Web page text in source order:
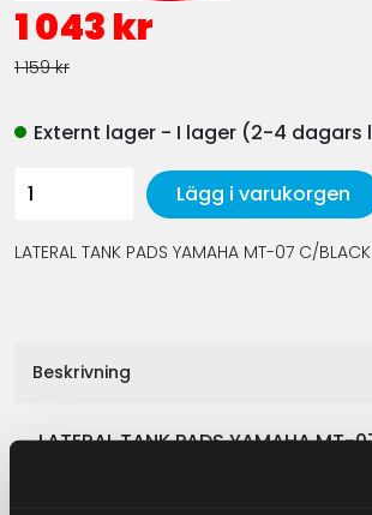
1 043 kr
1 159 kr
Externt lager - I lager (2-4 dagars
Lägg i varukorgen
LATERAL TANK PADS YAMAHA MT-07 C/BLACK
Beskrivning
LATERAL TANK PADS YAMAHA MT-